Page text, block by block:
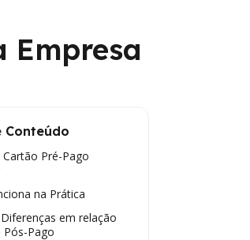
Empresa
Conteúdo
Pré-Pago
na Prática
em relação
Pago